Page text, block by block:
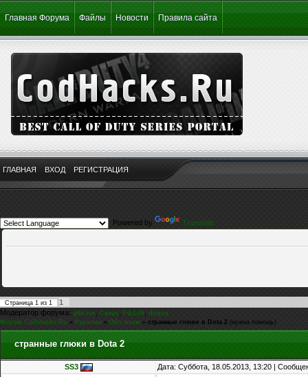
Главная Форума Файлы Новости Правила сайта
ГЛАВНАЯ ВХОД РЕГИСТРАЦИЯ
Powered by Translate
Страница 1 из 1
1
Модератор форума:g0d-me,Casus, FiLLiN,iEnjoy
Форум CoDHacks.Ru » Курилка » Обо всем » странные глюки в Dota 2 (нужна помощь)
странные глюки в Dota 2
SS3 Дата: Суббота, 18.05.2013, 13:20 |